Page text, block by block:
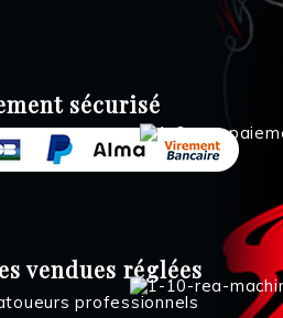
sécurisé
vendues réglées
professionnels